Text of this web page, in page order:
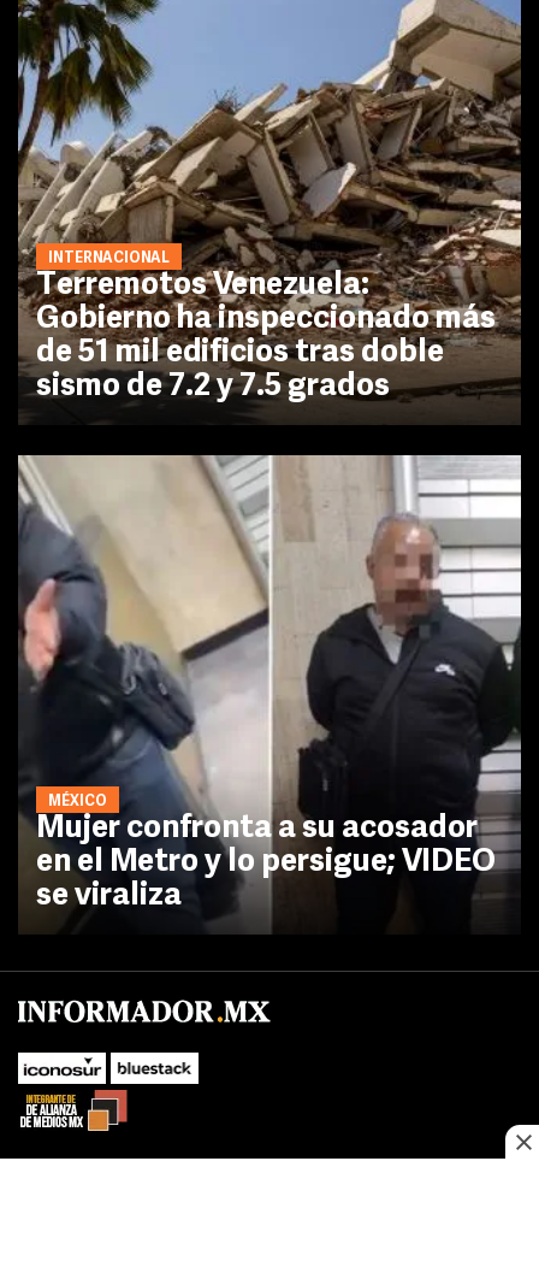
INTERNACIONAL
Terremotos Venezuela:
Gobierno ha inspeccionado más
de 51 mil edificios tras doble
sismo de 7.2 y 7.5 grados
MÉXICO
Mujer confronta a su acosador
en el Metro y lo persigue; VIDEO
se viraliza